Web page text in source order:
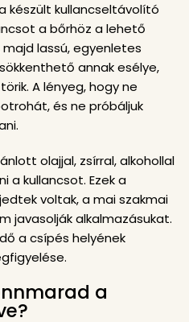
készült kullancseltávolító
a bőrhöz a lehető
lassú, egyenletes
annak esélye,
A lényeg, hogy ne
és ne próbáljuk
olajjal, zsírral, alkohollal
a kullancsot. Ezek a
voltak, a mai szakmai
javasolják alkalmazásukat.
a csípés helyének
a